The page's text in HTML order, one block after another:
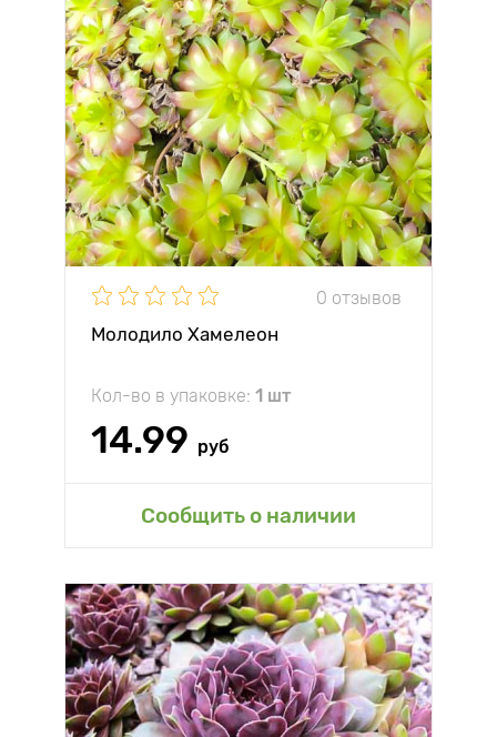
0 отзывов
Молодило Хамелеон
Кол-во в упаковке: 1 шт
14.99 руб
Сообщить о наличии